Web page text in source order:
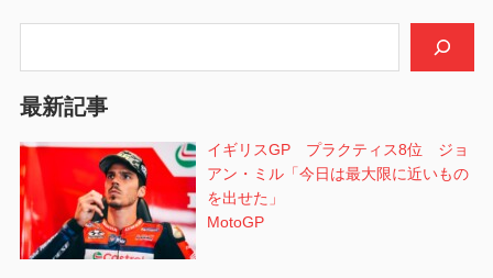
ン
最新記事
イギリスGP プラクティス8位 ジョ
アン・ミル「今日は最大限に近いもの
を出せた」
MotoGP